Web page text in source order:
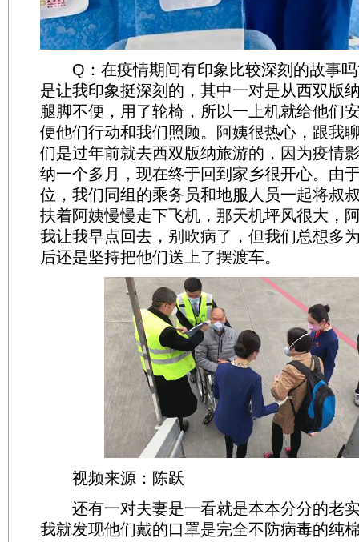
Q：在疫情期间有印象比较深刻的故事吗
是让我印象挺深刻的，其中一对是从西双版
腿脚不便，用了轮椅，所以一上机就给他们
便他们行动和我们照顾。阿姨很热心，跟我
们是过年前就去西双版纳旅游的，因为疫情
纳一个多月，现在终于回到家乡很开心。由
位，我们同组的乘务员和地服人员一起将叔
扶着阿姨慢慢走下飞机，那天机坪风很大，
我让我早点回去，别吹病了，但我们总想多
后还是坚持把他们送上了摆渡车。
视频来源：陈跃
还有一对夫妻是一看就是本本分分的老
我就发现他们戴的口罩是完全不防病毒的纯